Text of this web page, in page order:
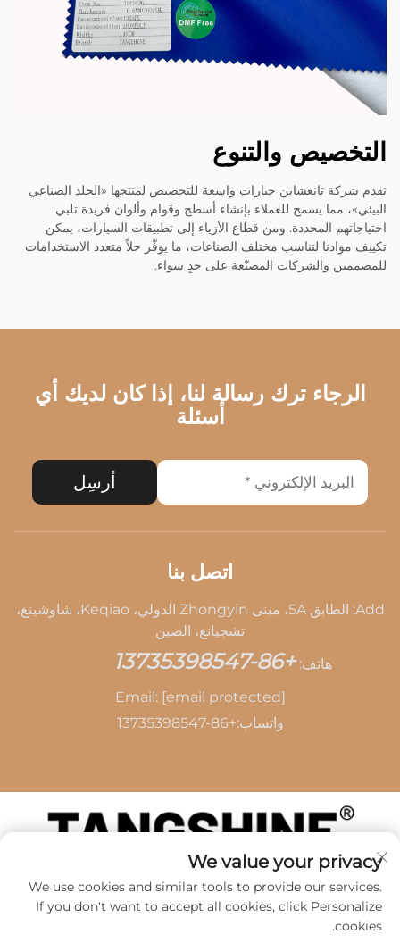
التخصيص والتنوع
تقدم شركة تانغشاين خيارات واسعة للتخصيص لمنتجها «الجلد الصناعي
البيئي»، مما يسمح للعملاء بإنشاء أسطح وقوام وألوان فريدة تلبي
احتياجاتهم المحددة. ومن قطاع الأزياء إلى تطبيقات السيارات، يمكن
تكييف موادنا لتناسب مختلف الصناعات، ما يوفّر حلاً متعدد الاستخدامات
للمصممين والشركات المصنّعة على حدٍ سواء.
الرجاء ترك رسالة لنا، إذا كان لديك أي
أسئلة
أرسِل
اتصل بنا
Add: الطابق 5A، مبنى Zhongyin الدولي، Keqiao، شاوشينغ،
تشجيانغ، الصين
هاتف: +86-13735398547
Email: [email protected]
واتساب:+86-13735398547
حقوق الطبع والنشر © 2026 بواسطة SHAOXING TANG
CAI LEATHER CO.,LTD -
سياسة الخصوصية
We value your privacy
We use cookies and similar tools to provide our services.
If you don't want to accept all cookies, click Personalize
cookies.